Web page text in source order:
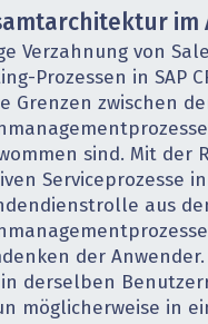
im
Verzahnung von
Prozessen in SAP
Grenzen zwischen
sind. Mit der
Serviceprozesse
aus
der
derselben
möglicherweise in